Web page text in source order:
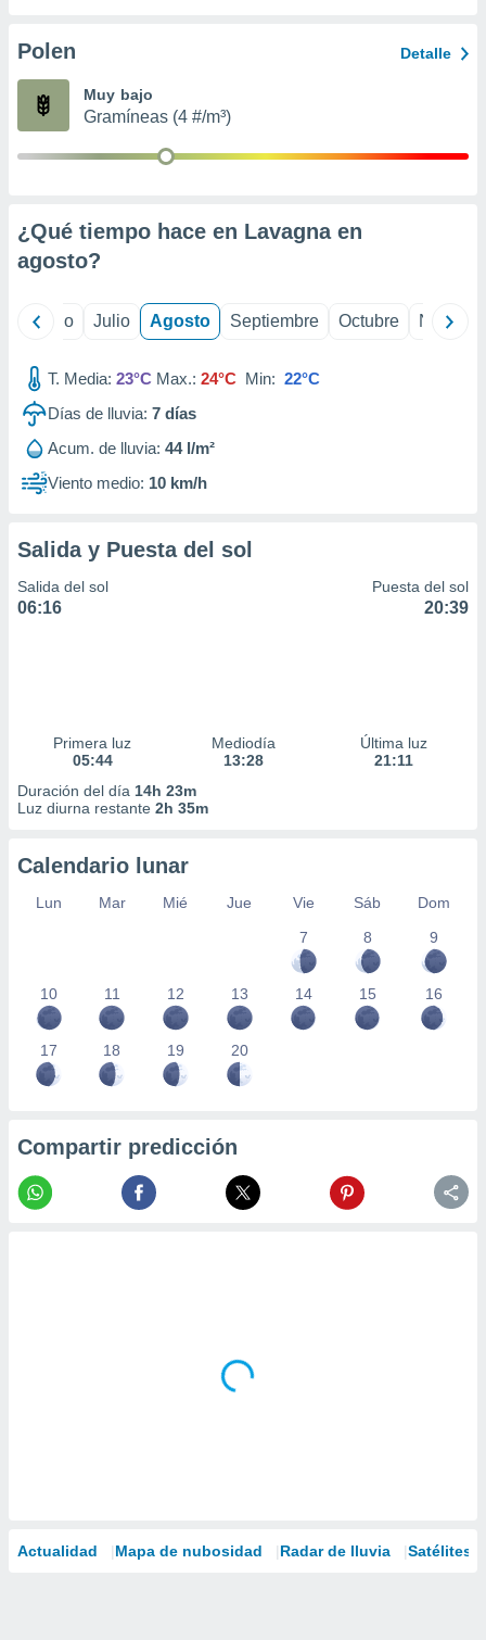
e
mediante
de
1199
Polen Detalle
Muy bajo
Gramíneas (4 #/m³)
¿Qué tiempo hace en Lavagna en
agosto?
Junio Julio Agosto Septiembre Octubre
T. Media: 23°C Max.: 24°C Min: 22°C
Días de lluvia: 7 días
Acum. de lluvia: 44 l/m²
Viento medio: 10 km/h
Salida y Puesta del sol
Salida del sol
06:16
Puesta del sol
20:39
Primera luz
05:44
Mediodía
13:28
Última luz
21:11
Duración del día 14h 23m
Luz diurna restante 2h 35m
Calendario lunar
Lun Mar Mié Jue Vie Sáb
Dom
7
8 9
10 11 12 13 14 15 16
17 18 19 20
Compartir predicción
Actualidad Mapa de nubosidad Radar de lluvia Satélites